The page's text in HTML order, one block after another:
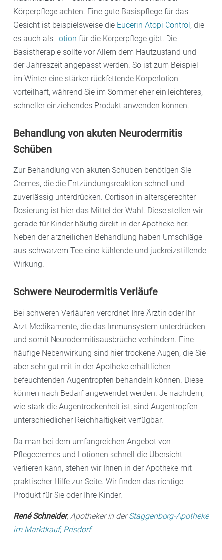
Körperpflege achten. Eine gute Basispflege für das
Gesicht ist beispielsweise die Eucerin Atopi Control, die
es auch als Lotion für die Körperpflege gibt. Die
Basistherapie sollte vor Allem dem Hautzustand und
der Jahreszeit angepasst werden. So ist zum Beispiel
im Winter eine stärker rückfettende Körperlotion
vorteilhaft, während Sie im Sommer eher ein leichteres,
schneller einziehendes Produkt anwenden können.
Behandlung von akuten Neurodermitis
Schüben
Zur Behandlung von akuten Schüben benötigen Sie
Cremes, die die Entzündungsreaktion schnell und
zuverlässig unterdrücken. Cortison in altersgerechter
Dosierung ist hier das Mittel der Wahl. Diese stellen wir
gerade für Kinder häufig direkt in der Apotheke her.
Neben der arzneilichen Behandlung haben Umschläge
aus schwarzem Tee eine kühlende und juckreizstillende
Wirkung.
Schwere Neurodermitis Verläufe
Bei schweren Verläufen verordnet Ihre Ärztin oder Ihr
Arzt Medikamente, die das Immunsystem unterdrücken
und somit Neurodermitisausbrüche verhindern. Eine
häufige Nebenwirkung sind hier trockene Augen, die Sie
aber sehr gut mit in der Apotheke erhältlichen
befeuchtenden Augentropfen behandeln können. Diese
können nach Bedarf angewendet werden. Je nachdem,
wie stark die Augentrockenheit ist, sind Augentropfen
unterschiedlicher Reichhaltigkeit verfügbar.
Da man bei dem umfangreichen Angebot von
Pflegecremes und Lotionen schnell die Übersicht
verlieren kann, stehen wir Ihnen in der Apotheke mit
praktischer Hilfe zur Seite. Wir finden das richtige
Produkt für Sie oder Ihre Kinder.
René Schneider, Apotheker in derStaggenborg-Apotheke
im Marktkauf, Prisdorf